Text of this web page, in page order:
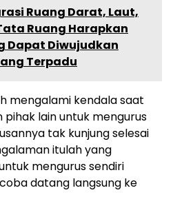
Ruang Darat, Laut,
Ruang Harapkan
Dapat Diwujudkan
Terpadu
mengalami kendala saat
lain untuk mengurus
tak kunjung selesai
itulah yang
mengurus sendiri
datang langsung ke